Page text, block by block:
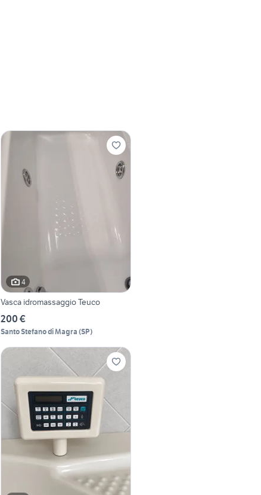
4
Vasca idromassaggio Teuco
200 €
Santo Stefano di Magra (SP)